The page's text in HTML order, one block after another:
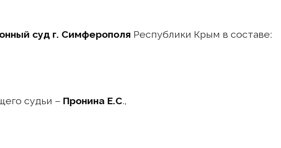
суд г. Симферополя Республики Крым в составе:
судьи – Пронина Е.С.,